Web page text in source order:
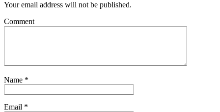
Your email address will not be published.
Comment
Name *
Email *